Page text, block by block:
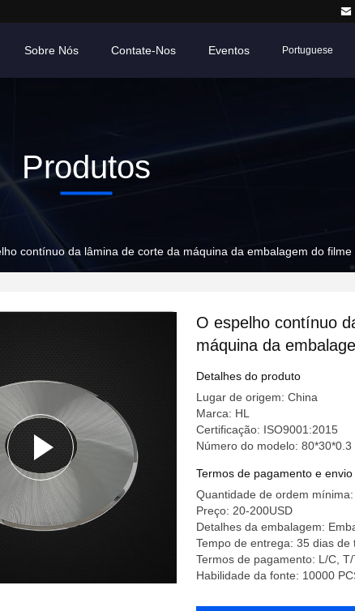
Sobre Nós Contate-Nos Eventos Portuguese
Produtos
contínuo da lâmina de corte da máquina da embalagem do
O espelho contínuo
máquina da
carboneto do TCT
Detalhes do produto
Lugar de origem: China
Marca: HL
Certificação: ISO9001:2015
Número do modelo: 80*30*0.3
Termos de pagamento e envio
Quantidade de ordem
Preço: 20-200USD
Detalhes da embalagem:
Tempo de entrega: 35 dias de
Termos de pagamento: L/C,
Habilidade da fonte: 10000